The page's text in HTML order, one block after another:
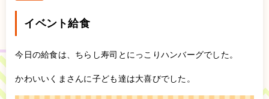
イベント給食
今日の給食は、ちらし寿司とにっこりハンバーグでした。
かわいいくまさんに子ども達は大喜びでした。